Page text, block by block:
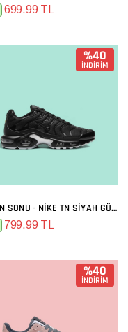
699.99 TL
%40
İNDİRİM
SEZON SONU - NIKE TN SIYAH GÜMÜŞ
799.99 TL
%40
İNDİRİM